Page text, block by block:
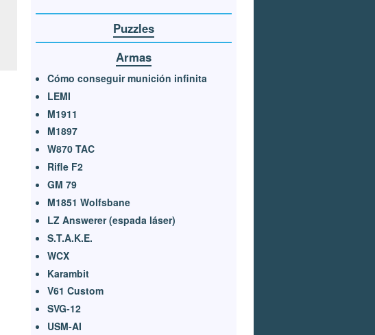
Puzzles
Armas
Cómo conseguir munición infinita
LEMI
M1911
M1897
W870 TAC
Rifle F2
GM 79
M1851 Wolfsbane
LZ Answerer (espada láser)
S.T.A.K.E.
WCX
Karambit
V61 Custom
SVG-12
USM-AI